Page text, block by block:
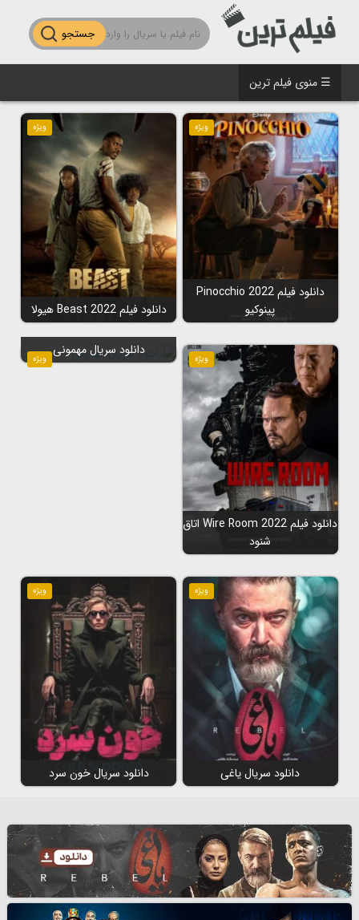
جستجو
☰ منوی فیلم ترین
ویژه
دانلود فیلم Pinocchio 2022
پینوکیو
ویژه
دانلود فیلم Beast 2022 هیولا
ویژه
دانلود فیلم Wire Room 2022 اتاق
شنود
ویژه
دانلود سریال مهمونی
ویژه
دانلود سریال یاغی
ویژه
دانلود سریال خون سرد